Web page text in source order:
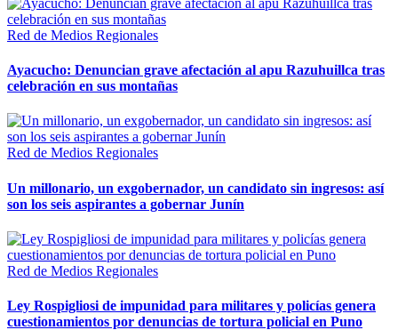
Red de Medios Regionales
Ayacucho: Denuncian grave afectación al apu Razuhuillca tras
celebración en sus montañas
Red de Medios Regionales
Un millonario, un exgobernador, un candidato sin ingresos: así
son los seis aspirantes a gobernar Junín
Red de Medios Regionales
Ley Rospigliosi de impunidad para militares y policías genera
cuestionamientos por denuncias de tortura policial en Puno